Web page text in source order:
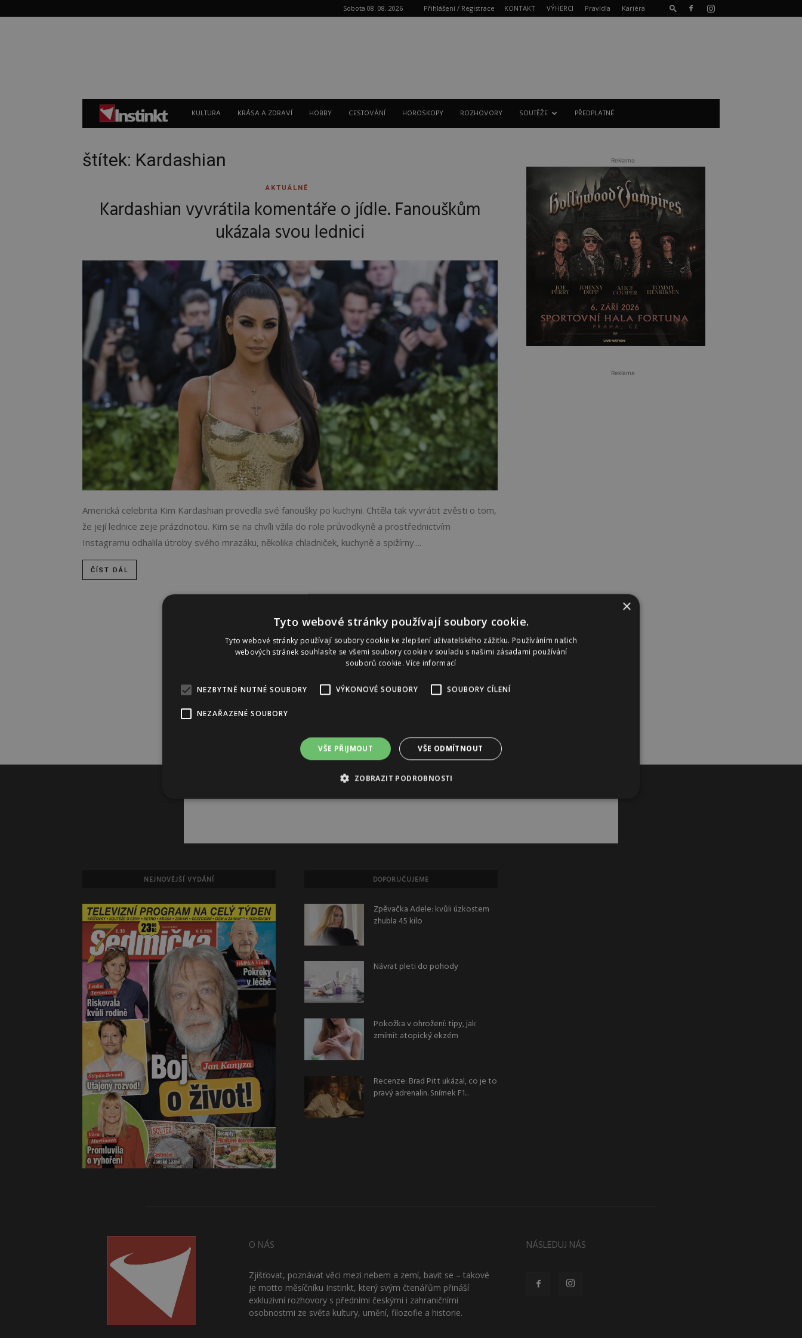
Sobota 08. 08. 2026 Přihlášení / Registrace KONTAKT VÝHERCI Pravidla Kariéra
Instinkt
KULTURA KRÁSA A ZDRAVÍ HOBBY CESTOVÁNÍ HOROSKOPY ROZHOVORY SOUTĚŽE PŘEDPLATNÉ
štítek: Kardashian
AKTUÁLNĚ
Kardashian vyvrátila komentáře o jídle. Fanouškům
ukázala svou lednici
Americká celebrita Kim Kardashian provedla své fanoušky po kuchyni. Chtěla tak vyvrátit zvěsti o tom,
že její lednice zeje prázdnotou. Kim se na chvíli vžila do role průvodkyně a prostřednictvím
Instagramu odhalila útroby svého mrazáku, několika chladniček, kuchyně a spižírny....
ČÍST DÁL
Reklama
Reklama
Reklama
NEJNOVĚJŠÍ VYDÁNÍ DOPORUČUJEME
Zpěvačka Adele: kvůli úzkostem
zhubla 45 kilo
Návrat pleti do pohody
Pokožka v ohrožení: tipy, jak
zmírnit atopický ekzém
Recenze: Brad Pitt ukázal, co je to
pravý adrenalin. Snímek F1...
O NÁS
Zjišťovat, poznávat věci mezi nebem a zemí, bavit se – takové
je motto měsíčníku Instinkt, který svým čtenářům přináší
exkluzivní rozhovory s předními českými i zahraničními
osobnostmi ze světa kultury, umění, filozofie a historie.
NÁSLEDUJ NÁS
×
Tyto webové stránky používají soubory cookie.
Tyto webové stránky používají soubory cookie ke zlepšení uživatelského zážitku. Používáním našich
webových stránek souhlasíte se všemi soubory cookie v souladu s našimi zásadami používání
souborů cookie.Více informací
NEZBYTNĚ NUTNÉ SOUBORY VÝKONOVÉ SOUBORY SOUBORY CÍLENÍ
NEZAŘAZENÉ SOUBORY
VŠE PŘIJMOUT VŠE ODMÍTNOUT
ZOBRAZIT PODROBNOSTI